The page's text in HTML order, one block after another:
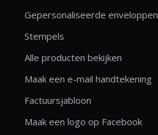
Gepersonaliseerde enveloppen
Stempels
Alle producten bekijken
Maak een e-mail handtekening
Factuursjabloon
Maak een logo op Facebook